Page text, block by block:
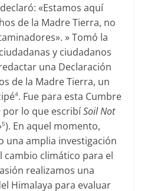
«Estamos aquí
de la Madre Tierra, no
» Tomó la
y ciudadanos
una Declaración
de la Madre Tierra, un
4. Fue para esta Cumbre
por lo que escribíSoil Not
5). En aquel momento,
una amplia investigación
cambio climático para el
realizamos una
Himalaya para evaluar